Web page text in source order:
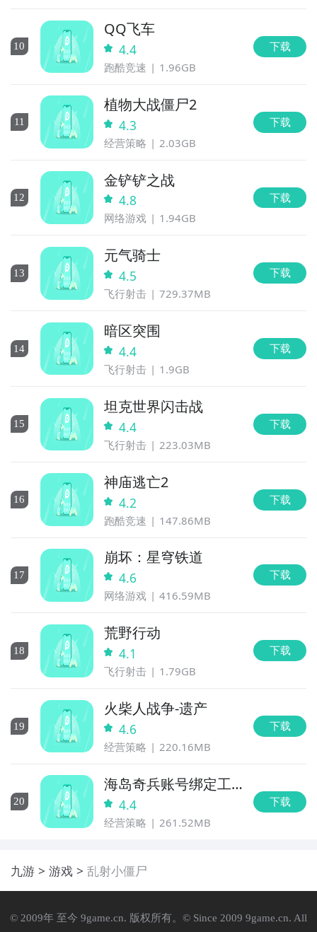
10
QQ飞车
4.4
跑酷竞速 1.96GB
下载
11
植物大战僵尸2
4.3
经营策略 2.03GB
下载
12
金铲铲之战
4.8
网络游戏 1.94GB
下载
13
元气骑士
4.5
飞行射击 729.37MB
下载
14
暗区突围
4.4
飞行射击 1.9GB
下载
15
坦克世界闪击战
4.4
飞行射击 223.03MB
下载
16
神庙逃亡2
4.2
跑酷竞速 147.86MB
下载
17
崩坏：星穹铁道
4.6
网络游戏 416.59MB
下载
18
荒野行动
4.1
飞行射击 1.79GB
下载
19
火柴人战争-遗产
4.6
经营策略 220.16MB
下载
20
海岛奇兵账号绑定工
具 4.4
经营策略 261.52MB
下载
九游 游戏 乱射小僵尸
© 2009年 至今 9game.cn. 版权所有。© Since 2009 9game.cn. All